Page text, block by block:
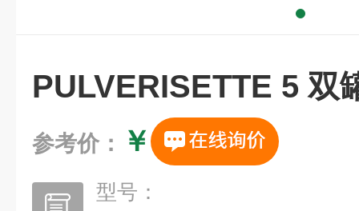
PULVERISETTE 5 双
参考价： ￥
型号：